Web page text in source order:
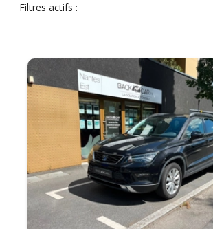
Filtres actifs :